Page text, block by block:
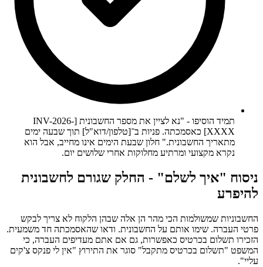
תמיד הוסיפו - "נא לציין את מספר החשבונית [INV-2026-
XXXX] כאסמכתה. פניות ב־[טלפון/דוא"ל] תוך שבעה ימים
מתאריך החשבונית." חלון שבעת הימים אינו מחייב, אבל הוא
נקרא מקצועי ומרתיע מחלוקות אחרי שלושים יום.
ניסוח "איך לשלם" - החלק שגורם לחשבונית
להיפרע
החשבוניות שמשולמות הכי מהר הן אלה שבהן הלקוח לא צריך לבקש
פרטי העברה. שימו אותם על החשבונית. ודאו שהאסמכתה חד משמעית.
הזכירו תשלום בכרטיס כאפשרות, גם אם אתם מעדיפים העברה, כי
המשפט "תשלום בכרטיס מתקבל" סוגר את התירוץ "אין לי פנקס צ'קים
עליי".